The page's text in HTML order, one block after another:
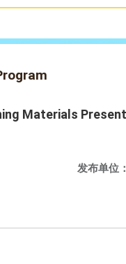
Materials
发布单位：